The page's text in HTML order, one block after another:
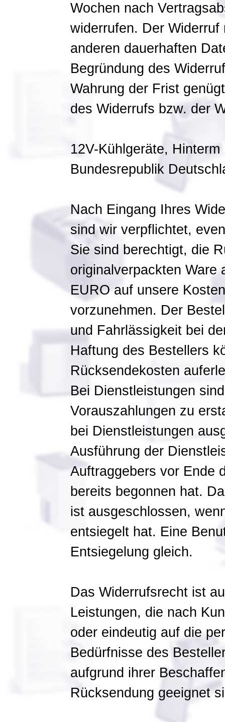
Wochen nach
widerrufen. Der
anderen dauerhaften
Begründung des
Wahrung der Frist
des Widerrufs bzw. der
12V-Kühlgeräte,
Bundesrepublik
Nach Eingang Ihres
sind wir verpflichtet,
Sie sind berechtigt, die
originalverpackten Ware
EURO auf unsere
vorzunehmen. Der
und Fahrlässigkeit bei
Haftung des Bestellers
Rücksendekosten
Bei Dienstleistungen
Vorauszahlungen zu
bei Dienstleistungen
Ausführung der
Auftraggebers vor Ende
bereits begonnen hat.
ist ausgeschlossen,
entsiegelt hat. Eine
Entsiegelung gleich.
Das Widerrufsrecht ist
Leistungen, die nach
oder eindeutig auf die
Bedürfnisse des
aufgrund ihrer
Rücksendung geeignet